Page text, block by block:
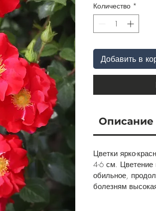
Количество *
Добавить в
Описание
Цветки ярко-
4-6 см. Цветение
обильное,
болезням